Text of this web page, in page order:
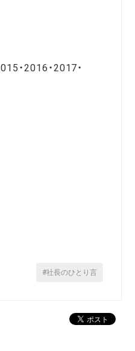
・2016・2017・
#社長のひとり言